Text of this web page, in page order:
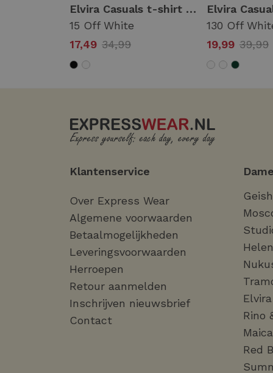
Elvira Casuals t-shirt safari e2 26-061 T-shirt Korte mouw 15 off white
15 Off White
17,49 34,99
130 Off
19,99 39,99
Klantenservice
Over Express Wear
Algemene voorwaarden
Betaalmogelijkheden
Leveringsvoorwaarden
Herroepen
Retour aanmelden
Inschrijven nieuwsbrief
Contact
Rino
Red